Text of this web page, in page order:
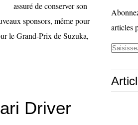
assuré de conserver son
sponsors, même pour
le Grand-Prix de Suzuka,
Driver
articles